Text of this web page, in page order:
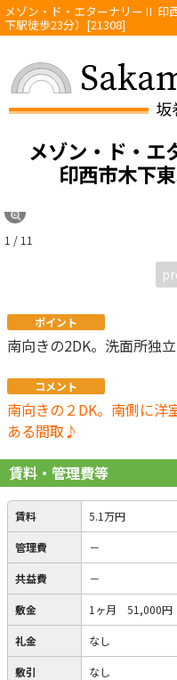
メゾン・ド・エターナリーⅡ 印
下駅徒歩23分）[21308]
メゾン・ド・エ
印西市木下
1 / 11
ポイント
南向きの2DK。洗面所独
コメント
南向きの２DK。南側に洋
ある間取♪
賃料・管理費等
賃料 5.1万円
管理費 －
共益費 －
敷金 1ヶ月 51,000円
礼金 なし
敷引 なし